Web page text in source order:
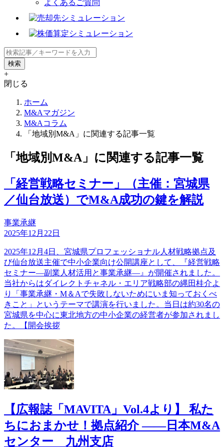
よくあるご質問
+
閉じる
ホーム
M&Aマガジン
M&Aコラム
「地域別M&A」に関連する記事一覧
「地域別M&A」に関連する記事一覧
「経営戦略セミナー」（主催：宮城県
／仙台放送）でM&A成功の鍵を解説
事業承継
2025年12月22日
2025年12月4日、宮城県プロフェッショナル人材戦略拠点及
び仙台放送主催で中小企業向け公開講座として、『経営戦略
セミナー―副業人材活用と事業承継―』が開催されました。
当社からはダイレクトチャネル・エリア戦略部の縄田桂介よ
り「事業承継・M＆Aで失敗しないためにいま知っておくべ
きこと」というテーマで講演を行いました。当日は約30名の
宮城県を中心に東北地方の中小企業の経営者が参加されまし
た。【開会挨拶
【広報誌「MAVITA」Vol.4より】 私た
ちにおまかせ！拠点紹介 ――日本M&A
センター 九州支店